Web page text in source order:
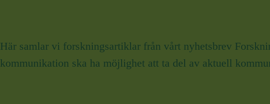
Här samlar vi forskningsartiklar från vårt nyhetsbrev
kommunikation ska ha möjlighet att ta del av aktuell